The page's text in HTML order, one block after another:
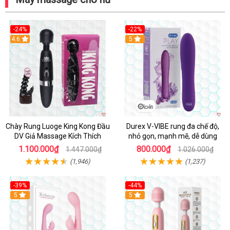
-24%
4.6
Chày Rung Luoge King Kong Đầu
DV Giả Massage Kích Thích
1.100.000₫ 1.447.000₫
(1,946)
-22%
Hot
5
Durex V-VIBE rung đa chế độ,
nhỏ gọn, mạnh mẽ, dễ dùng
800.000₫ 1.026.000₫
(1,237)
-39%
Hot
5
-44%
Hot
5